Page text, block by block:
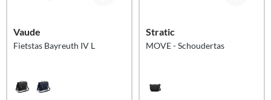
Vaude
Fietstas Bayreuth IV L
Stratic
MOVE - Schoudertas